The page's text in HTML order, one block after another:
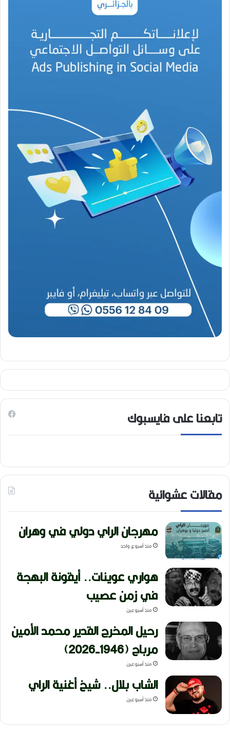
تابعنا على فايسبوك
مقالات عشوائية
مهرجان الراي دولي في وهران
منذ أسبوع واحد
هواري عوينات.. أيقونة البهجة
في زمن عصيب
منذ أسبوعين
رحيل المخرج القدير محمد الأمين
مرباح (1946-2026)
منذ أسبوعين
الشاب بلال.. شيخ أغنية الراي
منذ أسبوعين